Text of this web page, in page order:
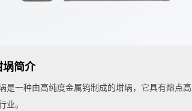
埚简介
是一种由高纯度金属钨制成的坩埚，它具有熔点
业。